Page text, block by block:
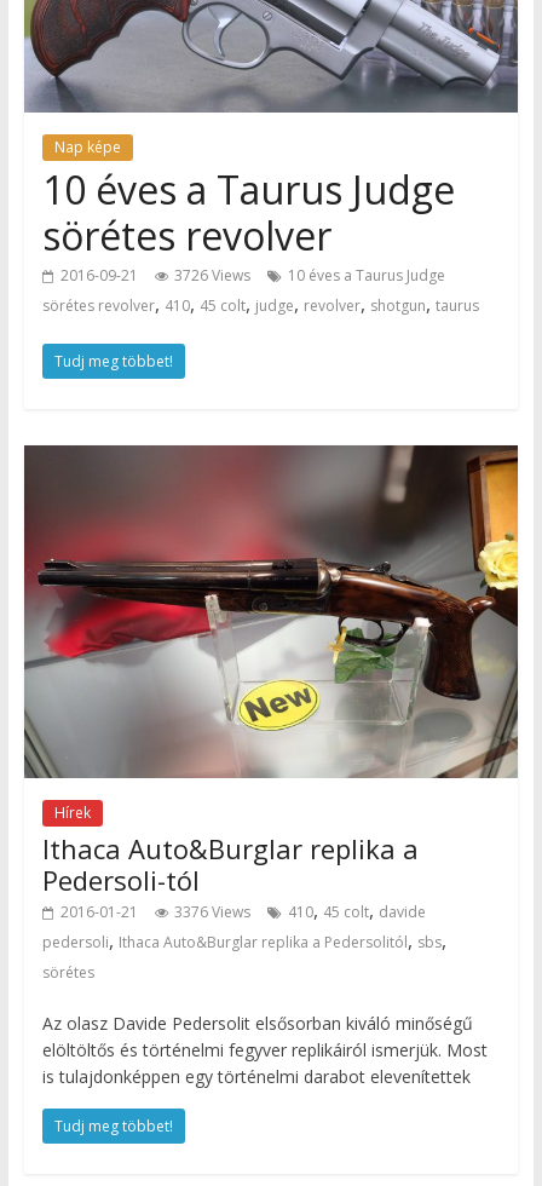
Nap képe
10 éves a Taurus Judge
sörétes revolver
2016-09-21 3726 Views
10 éves a Taurus Judge
sörétes revolver, 410, 45 colt, judge, revolver, shotgun, taurus
Tudj meg többet!
Hírek
Ithaca Auto&Burglar replika a
Pedersoli-tól
2016-01-21 3376 Views 410, 45 colt, davide
pedersoli, Ithaca Auto&Burglar replika a Pedersolitól, sbs,
sörétes
Az olasz Davide Pedersolit elsősorban kiváló minőségű
elöltöltős és történelmi fegyver replikáiról ismerjük. Most
is tulajdonképpen egy történelmi darabot elevenítettek
Tudj meg többet!